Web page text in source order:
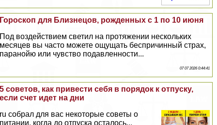
Гороскоп для Близнецов, рожденных с 1 по 10 июня
Под воздействием светил на протяжении нескольких
месяцев вы часто можете ощущать беспричинный страх,
паранойю или чувство подавленности...
07 07 2026 0:44:41
5 советов, как привести себя в порядок к отпуску,
если счет идет на дни
ru собрал для вас некоторые советы о
питании, когда до отпуска осталось...